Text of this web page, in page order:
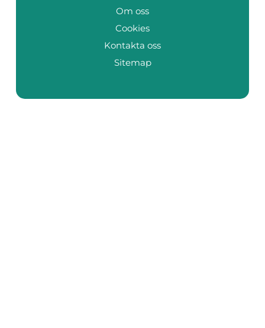
Om oss
Cookies
Kontakta oss
Sitemap